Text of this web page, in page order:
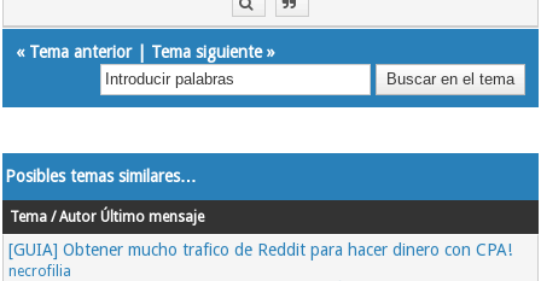
« Tema anterior| Tema siguiente»
Posibles temas similares…
Tema / Autor Último mensaje
[GUIA] Obtener mucho trafico de Reddit para hacer dinero con CPA!
necrofilia